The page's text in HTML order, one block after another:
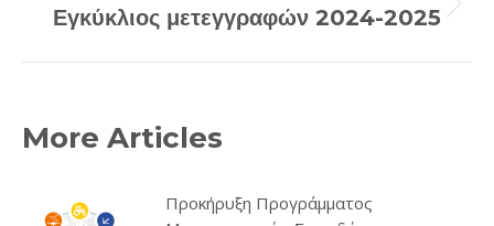
Next
Εγκύκλιος μετεγγραφών 2024-2025
More Articles
Προκήρυξη Προγράμματος